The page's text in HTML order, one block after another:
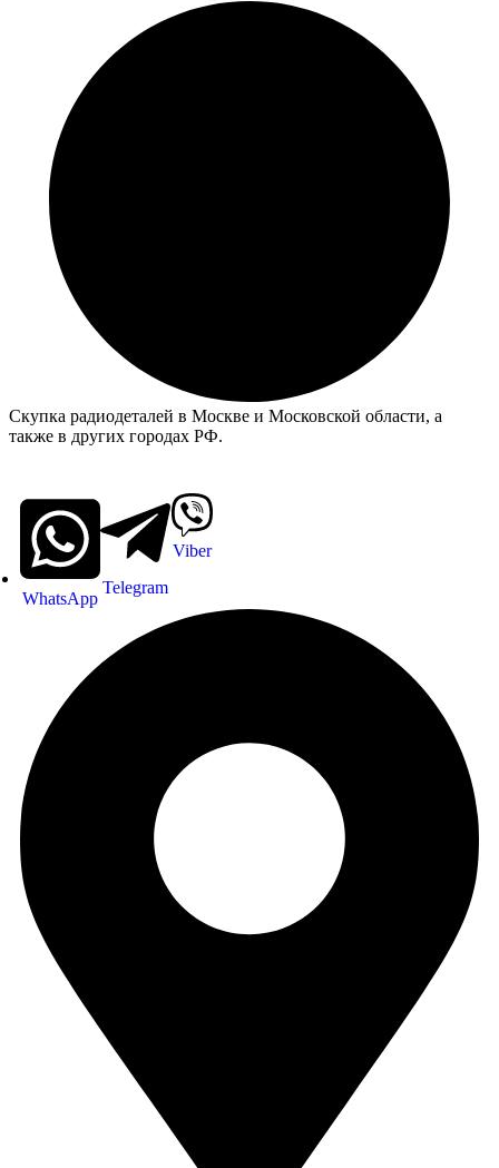
Скупка радиодеталей в Москве и Московской области, а
также в других городах РФ.
WhatsApp
Telegram
Viber